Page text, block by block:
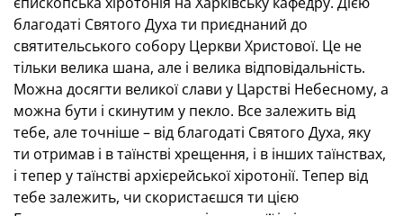
благодаті Святого Духа ти приєднаний до
святительського собору Церкви Христової. Це не
тільки велика шана, але і велика відповідальність.
Можна досягти великої слави у Царстві Небесному, а
можна бути і скинутим у пекло. Все залежить від
тебе, але точніше – від благодаті Святого Духа, яку
ти отримав і в таїнстві хрещення, і в інших таїнствах,
і тепер у таїнстві архієрейської хіротонії. Тепер від
тебе залежить, чи скористаєшся ти цією